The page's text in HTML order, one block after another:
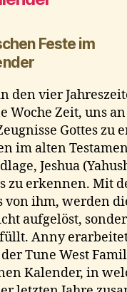
Feste im
den vier
Woche Zeit, uns
Gottes zu
im alten
Jeshua
zu erkennen. Mit
von ihm, werden
aufgelöst,
Anny
Tune West
Kalender, in